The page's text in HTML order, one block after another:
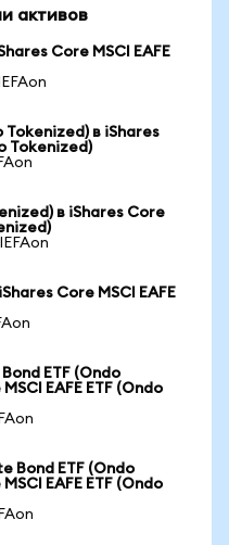
активов
Core MSCI EAFE
в iShares
Tokenized)
в iShares Core
Core MSCI EAFE
ETF (Ondo
EAFE ETF (Ondo
Bond ETF (Ondo
EAFE ETF (Ondo